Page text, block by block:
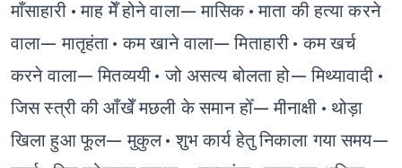
माँसाहारी • माह मेँ होने वाला— मासिक • माता की हत्या करने
वाला— मातृहंता • कम खाने वाला— मिताहारी • कम खर्च
करने वाला— मितव्ययी • जो असत्य बोलता हो— मिथ्यावादी •
जिस स्त्री की आँखेँ मछली के समान होँ— मीनाक्षी • थोड़ा
खिला हुआ फूल— मुकुल • शुभ कार्य हेतु निकाला गया समय—